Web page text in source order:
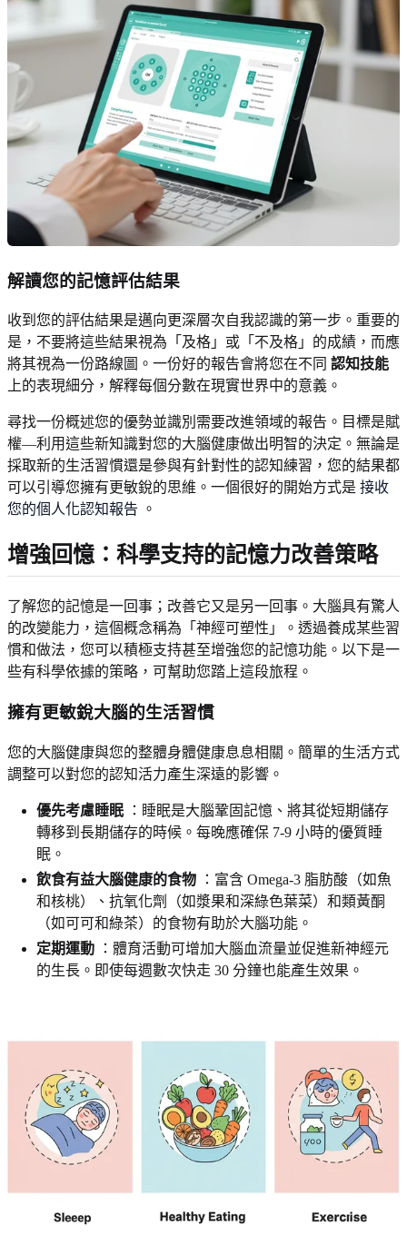
解讀您的記憶評估結果
收到您的評估結果是邁向更深層次自我認識的第一步。重要的
是，不要將這些結果視為「及格」或「不及格」的成績，而應
將其視為一份路線圖。一份好的報告會將您在不同 認知技能
上的表現細分，解釋每個分數在現實世界中的意義。
尋找一份概述您的優勢並識別需要改進領域的報告。目標是賦
權—利用這些新知識對您的大腦健康做出明智的決定。無論是
採取新的生活習慣還是參與有針對性的認知練習，您的結果都
可以引導您擁有更敏銳的思維。一個很好的開始方式是 接收
您的個人化認知報告 。
增強回憶：科學支持的記憶力改善策略
了解您的記憶是一回事；改善它又是另一回事。大腦具有驚人
的改變能力，這個概念稱為「神經可塑性」。透過養成某些習
慣和做法，您可以積極支持甚至增強您的記憶功能。以下是一
些有科學依據的策略，可幫助您踏上這段旅程。
擁有更敏銳大腦的生活習慣
您的大腦健康與您的整體身體健康息息相關。簡單的生活方式
調整可以對您的認知活力產生深遠的影響。
優先考慮睡眠：睡眠是大腦鞏固記憶、將其從短期儲存
轉移到長期儲存的時候。每晚應確保 7-9 小時的優質睡
眠。
飲食有益大腦健康的食物 ：富含 Omega-3 脂肪酸（如魚
和核桃）、抗氧化劑（如漿果和深綠色葉菜）和類黃酮
（如可可和綠茶）的食物有助於大腦功能。
定期運動 ：體育活動可增加大腦血流量並促進新神經元
的生長。即使每週數次快走 30 分鐘也能產生效果。